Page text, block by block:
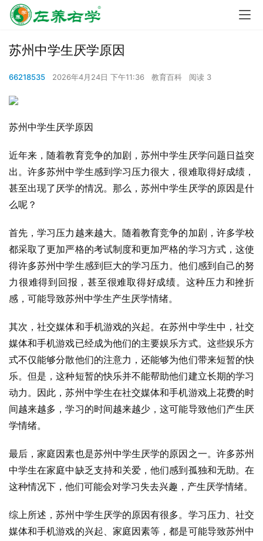
苏州中学生厌学原因
66218535 2026年4月24日 下午11:36 教育百科 阅读 3
苏州中学生厌学原因
近年来，随着教育竞争的加剧，苏州中学生厌学问题日益突
出。许多苏州中学生感到学习压力很大，很难取得好成绩，
甚至出现了厌学的情况。那么，苏州中学生厌学的原因是什
么呢？
首先，学习压力越来越大。随着教育竞争的加剧，许多学校
都采取了更加严格的考试制度和更加严格的学习方式，这使
得许多苏州中学生感到巨大的学习压力。他们感到自己的努
力很难得到回报，甚至很难取得好成绩。这种压力和挫折
感，可能导致苏州中学生产生厌学情绪。
其次，社交媒体和手机游戏的兴起。在苏州中学生中，社交
媒体和手机游戏已经成为他们的主要娱乐方式。这些娱乐方
式不仅能够分散他们的注意力，还能够为他们带来短暂的快
乐。但是，这种短暂的快乐并不能帮助他们建立长期的学习
动力。因此，苏州中学生在社交媒体和手机游戏上花费的时
间越来越多，学习的时间越来越少，这可能导致他们产生厌
学情绪。
最后，家庭因素也是苏州中学生厌学的原因之一。许多苏州
中学生在家庭中缺乏支持和关爱，他们感到孤独和无助。在
这种情况下，他们可能会对学习失去兴趣，产生厌学情绪。
综上所述，苏州中学生厌学的原因有很多。学习压力、社交
媒体和手机游戏的兴起、家庭因素等，都是可能导致苏州中